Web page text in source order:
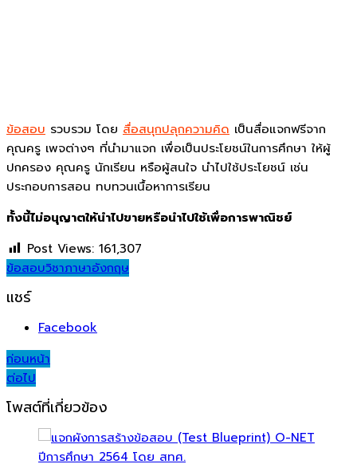
ข้อสอบ รวบรวม โดย สื่อสนุกปลุกความคิด เป็นสื่อแจกฟรีจาก
คุณครู เพจต่างๆ ที่นำมาแจก เพื่อเป็นประโยชน์ในการศึกษา ให้ผู้
ปกครอง คุณครู นักเรียน หรือผู้สนใจ นำไปใช้ประโยชน์ เช่น
ประกอบการสอน ทบทวนเนื้อหาการเรียน
ทั้งนี้ไม่อนุญาตให้นำไปขายหรือนำไปใช้เพื่อการพาณิชย์
Post Views: 161,307
ข้อสอบวิชาภาษาอังกฤษ
แชร์
Facebook
Post
navigation
ก่อนหน้า
ต่อไป
โพสต์ที่เกี่ยวข้อง